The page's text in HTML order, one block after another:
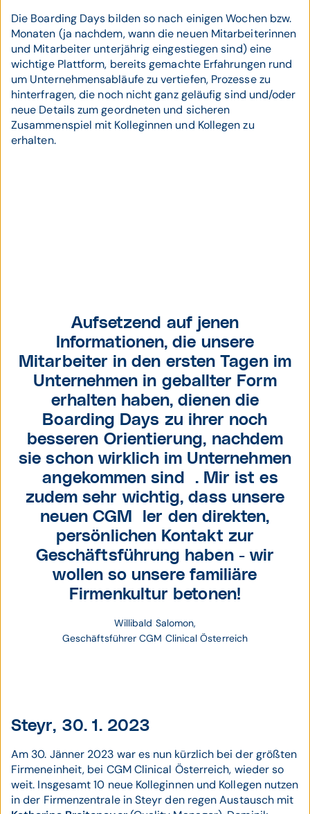
Die Boarding Days bilden so nach einigen Wochen bzw.
Monaten (ja nachdem, wann die neuen Mitarbeiterinnen
und Mitarbeiter unterjährig eingestiegen sind) eine
wichtige Plattform, bereits gemachte Erfahrungen rund
um Unternehmensabläufe zu vertiefen, Prozesse zu
hinterfragen, die noch nicht ganz geläufig sind und/oder
neue Details zum geordneten und sicheren
Zusammenspiel mit Kolleginnen und Kollegen zu
erhalten.
Aufsetzend auf jenen
Informationen, die unsere
Mitarbeiter in den ersten Tagen im
Unternehmen in geballter Form
erhalten haben, dienen die
Boarding Days zu ihrer noch
besseren Orientierung, nachdem
sie schon wirklich im Unternehmen
´angekommen sind´. Mir ist es
zudem sehr wichtig, dass unsere
neuen CGM´ler den direkten,
persönlichen Kontakt zur
Geschäftsführung haben - wir
wollen so unsere familiäre
Firmenkultur betonen!
Willibald Salomon,
Geschäftsführer CGM Clinical Österreich
Steyr, 30. 1. 2023
Am 30. Jänner 2023 war es nun kürzlich bei der größten
Firmeneinheit, bei CGM Clinical Österreich, wieder so
weit. Insgesamt 10 neue Kolleginnen und Kollegen nutzen
in der Firmenzentrale in Steyr den regen Austausch mit